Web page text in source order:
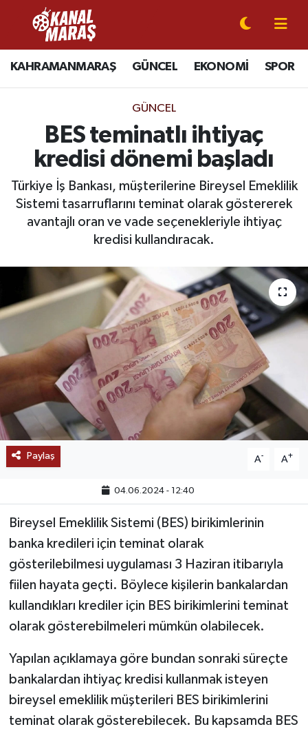
KAHRAMANMARAŞ GÜNCEL EKONOMİ SPOR
GÜNCEL
BES teminatlı ihtiyaç
kredisi dönemi başladı
Türkiye İş Bankası, müşterilerine Bireysel Emeklilik
Sistemi tasarruflarını teminat olarak göstererek
avantajlı oran ve vade seçenekleriyle ihtiyaç
kredisi kullandıracak.
Paylaş A- A+
04.06.2024 - 12:40
Bireysel Emeklilik Sistemi (BES) birikimlerinin
banka kredileri için teminat olarak
gösterilebilmesi uygulaması 3 Haziran itibarıyla
fiilen hayata geçti. Böylece kişilerin bankalardan
kullandıkları krediler için BES birikimlerini teminat
olarak gösterebilmeleri mümkün olabilecek.
Yapılan açıklamaya göre bundan sonraki süreçte
bankalardan ihtiyaç kredisi kullanmak isteyen
bireysel emeklilik müşterileri BES birikimlerini
teminat olarak gösterebilecek. Bu kapsamda BES
CANLI YAYIN
KAHRAMANMARAŞ
SPOR
SİYASET
EKONOMİ
MAGAZİN
SAĞLIK
EĞİTİM
BÖLGE
KEŞFET
TREND
MEDYA
YAŞAM
KÜLTÜR SANAT
Kahramanmaraş Nöbetçi Eczaneler
Kahramanmaraş Hava Durumu
Kahramanmaraş Namaz Vakitleri
Kahramanmaraş Trafik Yoğunluk Haritası
Süper Lig Puan Durumu ve Fikstür
Tüm Manşetler
Haber Arşivi